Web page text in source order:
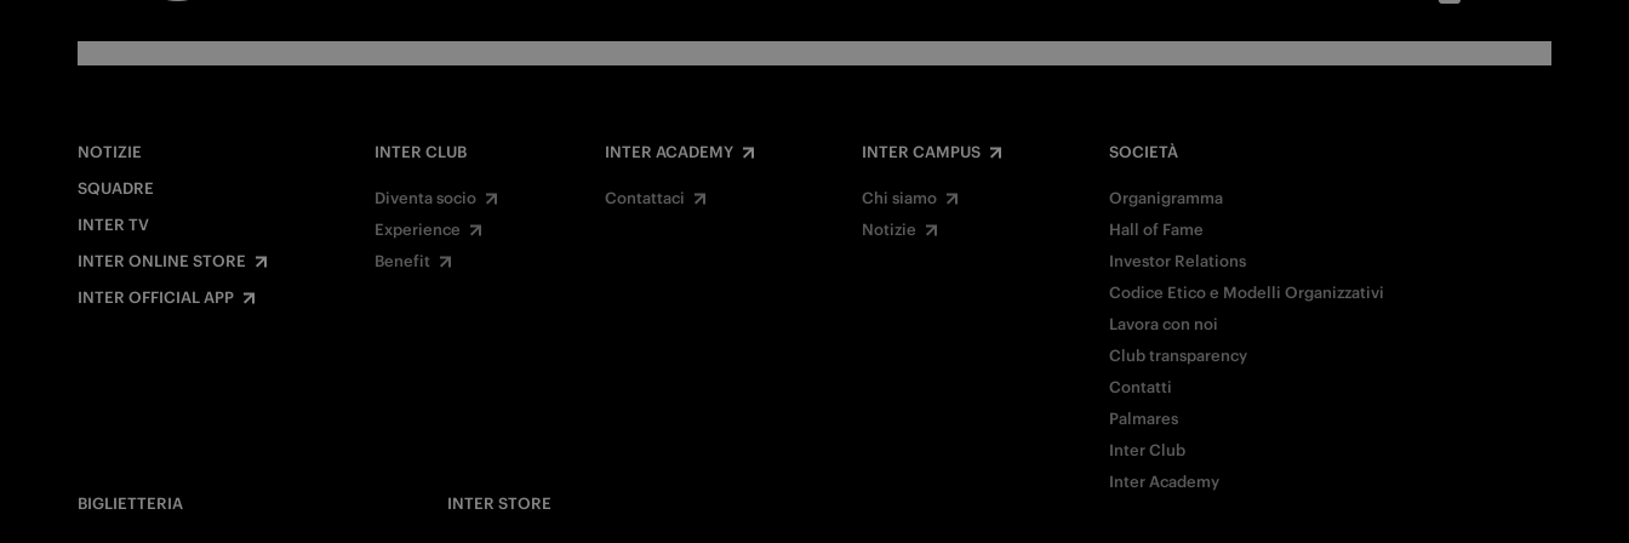
NOTIZIE
SQUADRE
INTER TV
INTER ONLINE STORE
INTER OFFICIAL APP
INTER CLUB
Diventa socio
Experience
Benefit
INTER ACADEMY
Contattaci
INTER CAMPUS
Chi siamo
Notizie
SOCIETÀ
Organigramma
Hall of Fame
Investor Relations
Codice Etico e Modelli Organizzativi
Lavora con noi
Club transparency
Contatti
Palmares
Inter Club
Inter Academy
BIGLIETTERIA
INTER STORE